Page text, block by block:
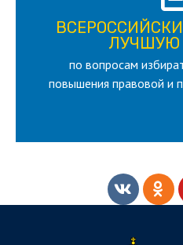
ЛУЧШУЮ
по вопросам
повышения правовой и
ЛУЧШУЮ
для лица старше